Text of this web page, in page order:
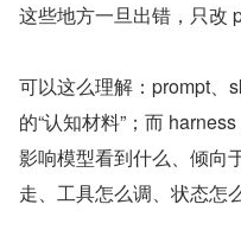
这些地方一旦出错，只改
可以这么理解：prompt、
的“认知材料”；而
影响模型看到什么、倾向
走、工具怎么调、状态怎